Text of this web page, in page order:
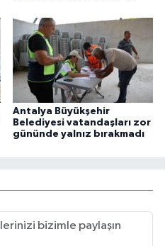
Antalya Büyükşehir
Belediyesi vatandaşları zor
gününde yalnız bırakmadı